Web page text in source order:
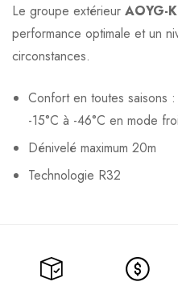
Le groupe extérieur AOYG-
performance optimale et un
circonstances.
Confort en toutes saisons
-15°C à -46°C en mode
Dénivelé maximum 20m
Technologie R32